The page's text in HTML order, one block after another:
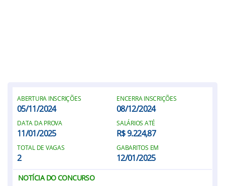
ABERTURA INSCRIÇÕES
05/11/2024
ENCERRA INSCRIÇÕES
08/12/2024
DATA DA PROVA
11/01/2025
SALÁRIOS ATÉ
R$ 9.224,87
TOTAL DE VAGAS
2
GABARITOS EM
12/01/2025
NOTÍCIA DO CONCURSO